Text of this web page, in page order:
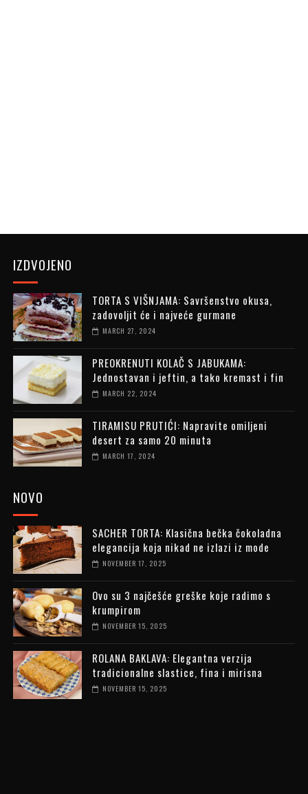
IZDVOJENO
TORTA S VIŠNJAMA: Savršenstvo okusa,
zadovoljit će i najveće gurmane
MARCH 27, 2024
PREOKRENUTI KOLAČ S JABUKAMA:
Jednostavan i jeftin, a tako kremast i fin
MARCH 22, 2024
TIRAMISU PRUTIĆI: Napravite omiljeni
desert za samo 20 minuta
MARCH 17, 2024
NOVO
SACHER TORTA: Klasična bečka čokoladna
elegancija koja nikad ne izlazi iz mode
NOVEMBER 17, 2025
Ovo su 3 najčešće greške koje radimo s
krumpirom
NOVEMBER 15, 2025
ROLANA BAKLAVA: Elegantna verzija
tradicionalne slastice, fina i mirisna
NOVEMBER 15, 2025